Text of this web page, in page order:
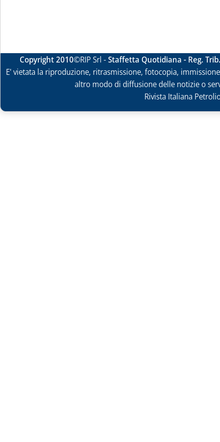
Copyright 2010©RIP Srl -Staffetta Quotidiana - Reg.
E' vietata la riproduzione, ritrasmissione, fotocopia,
altro modo di diffusione delle notizie o
Rivista Italiana